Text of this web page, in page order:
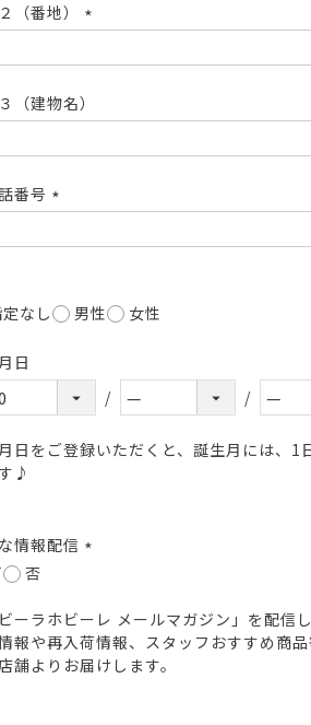
（番地）
須)
（建物名）
番号
須)
なし
男性 女性
日
日をご登録いただくと、誕生月には、
♪
情報配信
否
ビーラホビーレ メールマガジン」を配信し
報や再入荷情報、スタッフおすすめ商
舗よりお届けします。